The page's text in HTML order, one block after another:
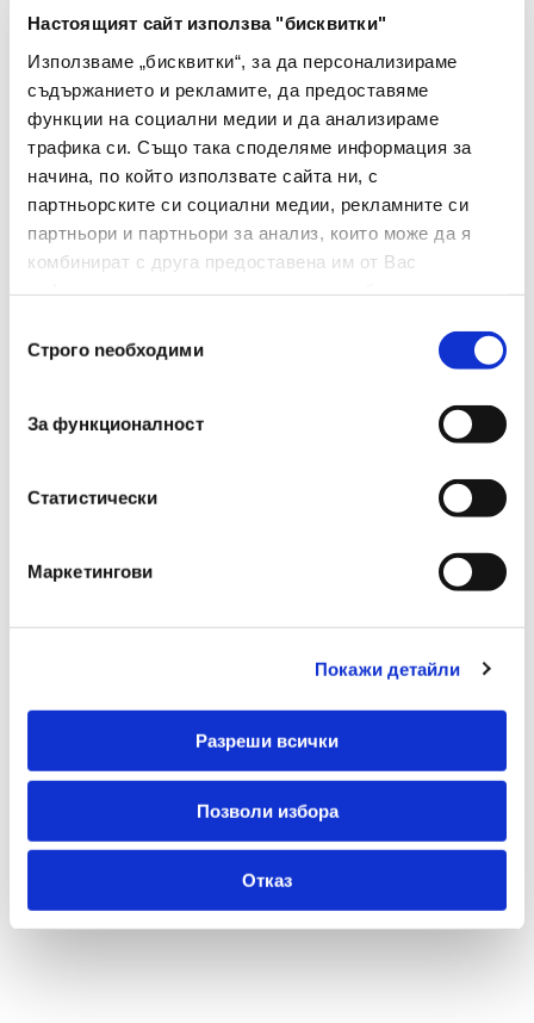
Настоящият сайт използва "бисквитки"
Използваме „бисквитки“, за да персонализираме
съдържанието и рекламите, да предоставяме
функции на социални медии и да анализираме
трафика си. Също така споделяме информация за
начина, по който използвате сайта ни, с
партньорските си социални медии, рекламните си
партньори и партньори за анализ, които може да я
комбинират с друга предоставена им от Вас
наСтрого nеобходими
За функционалност
Статистически
Маркетингови
Покажи детайли
Разреши всички
Позволи избора
Отказ
Тип
Мултифункционален
Цвят На Корпуса Бял
Резолюция На
Черен Печат
[dpi]
1200 x 1200 dpi
Възможност За
Автоматично
Сканиране
От USB
Печат
Технология Лазер
Време До Първо
7.1 s